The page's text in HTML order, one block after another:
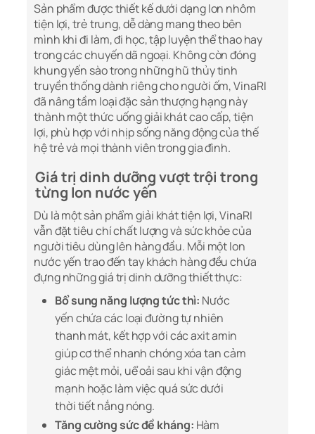
Sản phẩm được thiết kế dưới dạng lon nhôm
tiện lợi, trẻ trung, dễ dàng mang theo bên
mình khi đi làm, đi học, tập luyện thể thao hay
trong các chuyến dã ngoại. Không còn đóng
khung yến sào trong những hũ thủy tinh
truyền thống dành riêng cho người ốm, VinaRI
đã nâng tầm loại đặc sản thượng hạng này
thành một thức uống giải khát cao cấp, tiện
lợi, phù hợp với nhịp sống năng động của thế
hệ trẻ và mọi thành viên trong gia đình.
Giá trị dinh dưỡng vượt trội trong
từng lon nước yến
Dù là một sản phẩm giải khát tiện lợi, VinaRI
vẫn đặt tiêu chí chất lượng và sức khỏe của
người tiêu dùng lên hàng đầu. Mỗi một lon
nước yến trao đến tay khách hàng đều chứa
đựng những giá trị dinh dưỡng thiết thực:
Bổ sung năng lượng tức thì: Nước
yến chứa các loại đường tự nhiên
thanh mát, kết hợp với các axit amin
giúp cơ thể nhanh chóng xóa tan cảm
giác mệt mỏi, uể oải sau khi vận động
mạnh hoặc làm việc quá sức dưới
thời tiết nắng nóng.
Tăng cường sức đề kháng: Hàm